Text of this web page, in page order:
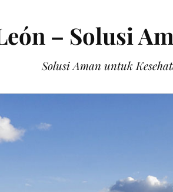
– Solusi
Solusi Aman untuk